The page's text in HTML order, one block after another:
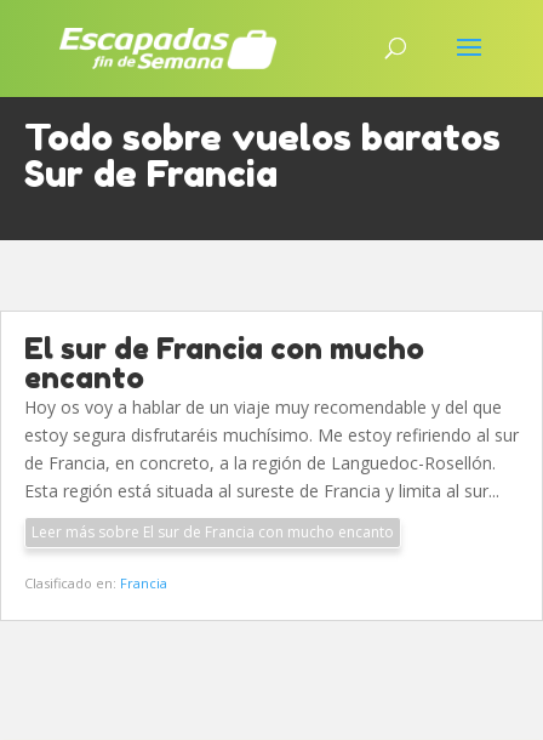
Todo sobre vuelos baratos
Sur de Francia
El sur de Francia con mucho
encanto
Hoy os voy a hablar de un viaje muy recomendable y del que
estoy segura disfrutaréis muchísimo. Me estoy refiriendo al sur
de Francia, en concreto, a la región de Languedoc-Rosellón.
Esta región está situada al sureste de Francia y limita al sur...
Leer más sobre El sur de Francia con mucho encanto
Clasificado en: Francia